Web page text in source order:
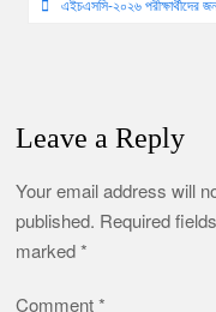
এইচএসসি-২০২৬ পরীক্ষার্থীদের
Leave a Reply
Your email address will
published. Required
marked*
Comment*